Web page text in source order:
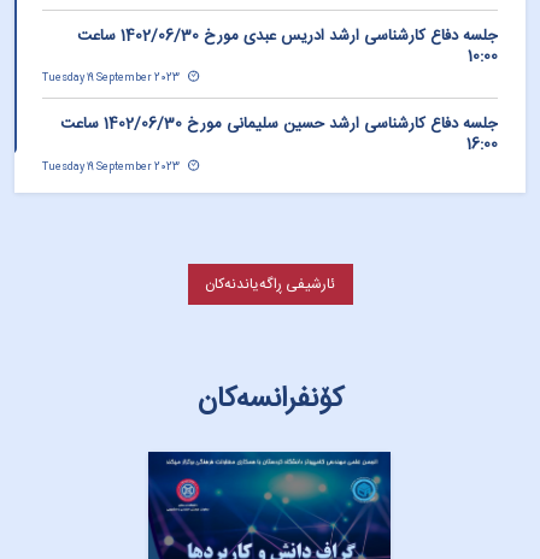
جلسه دفاع کارشناسی ارشد ادریس عبدی مورخ 1402/06/30 ساعت
10:00
Tuesday 19 September 2023
جلسه دفاع کارشناسی ارشد حسین سلیمانی مورخ 1402/06/30 ساعت
16:00
Tuesday 19 September 2023
ئارشیفی ڕاگەیاندنەکان
کۆنفرانسەکان